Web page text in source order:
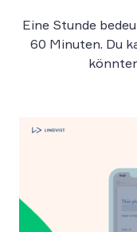
Eine Stunde
60 Minuten. Du